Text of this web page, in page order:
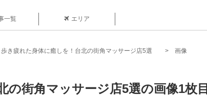
一覧 エリア
歩き疲れた身体に癒しを！台北の街角マッサージ店5選 画像
の街角マッサージ店5選の画像1枚目